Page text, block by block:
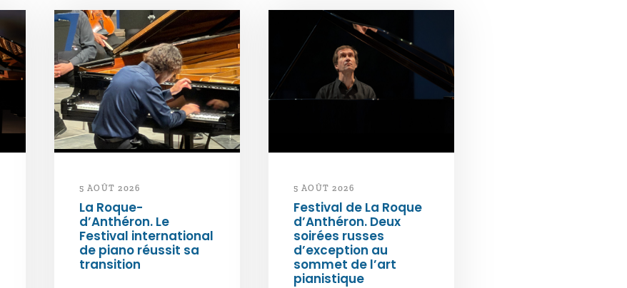
5 AOÛT 2026
La Roque-
d’Anthéron. Le
Festival international
de piano réussit sa
transition
5 AOÛT 2026
Festival de La Roque
d’Anthéron. Deux
soirées russes
d’exception au
sommet de l’art
pianistique